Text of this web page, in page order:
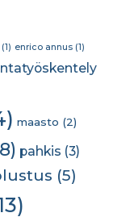
(1) enrico annus (1)
maasto (2)
pahkis (3)
(5)